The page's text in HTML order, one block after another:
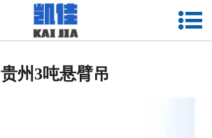
网站首页
贵州3吨悬臂吊